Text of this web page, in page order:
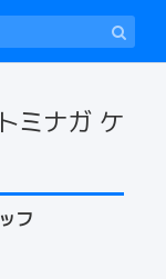
トミナガ ケ
フ